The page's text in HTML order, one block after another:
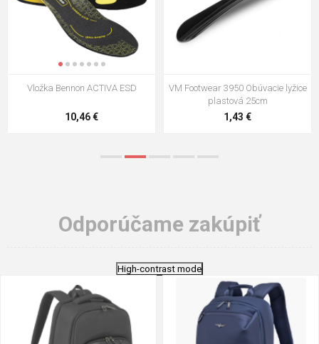
VM Footwear 3009 Vkladacia
5,21 €
VM Footwear 3102 Šnúrky ploché
0,79 €
Odporúčame zakúpiť
High-contrast mode